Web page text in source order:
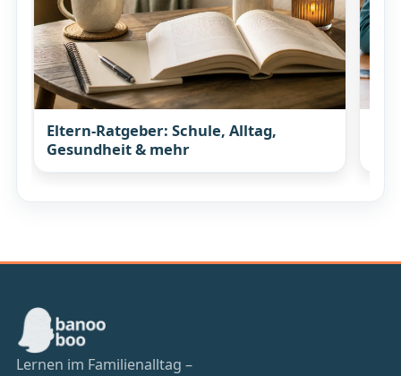
Eltern-Ratgeber: Schule, Alltag,
Gesundheit & mehr
Lernen im Familienalltag –